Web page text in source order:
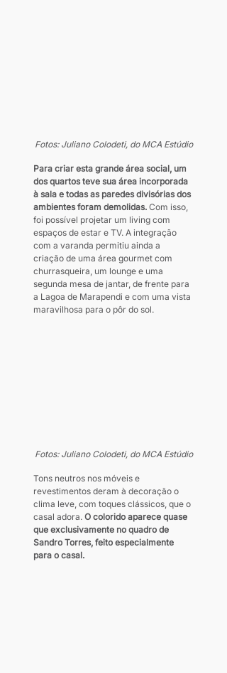
Fotos: Juliano Colodeti, do MCA Estúdio
Para criar esta grande área social, um
dos quartos teve sua área incorporada
à sala e todas as paredes divisórias dos
ambientes foram demolidas. Com isso,
foi possível projetar um living com
espaços de estar e TV. A integração
com a varanda permitiu ainda a
criação de uma área gourmet com
churrasqueira, um lounge e uma
segunda mesa de jantar, de frente para
a Lagoa de Marapendi e com uma vista
maravilhosa para o pôr do sol.
Fotos: Juliano Colodeti, do MCA Estúdio
Tons neutros nos móveis e
revestimentos deram à decoração o
clima leve, com toques clássicos, que o
casal adora. O colorido aparece quase
que exclusivamente no quadro de
Sandro Torres, feito especialmente
para o casal.